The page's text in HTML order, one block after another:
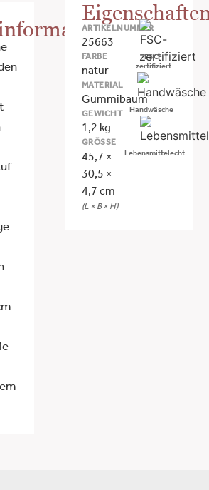
ARTIKELNUMMER
25663
FARBE
natur
MATERIAL
Gummibaum
GEWICHT
1,2 kg
GRÖSSE
45,7 ×
30,5 ×
4,7 cm
(L × B × H)
FSC-
zertifiziert
Handwäsche
Lebensmittelecht